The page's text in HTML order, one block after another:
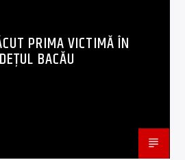
PRIMA VICTIMĂ ÎN
BACĂU